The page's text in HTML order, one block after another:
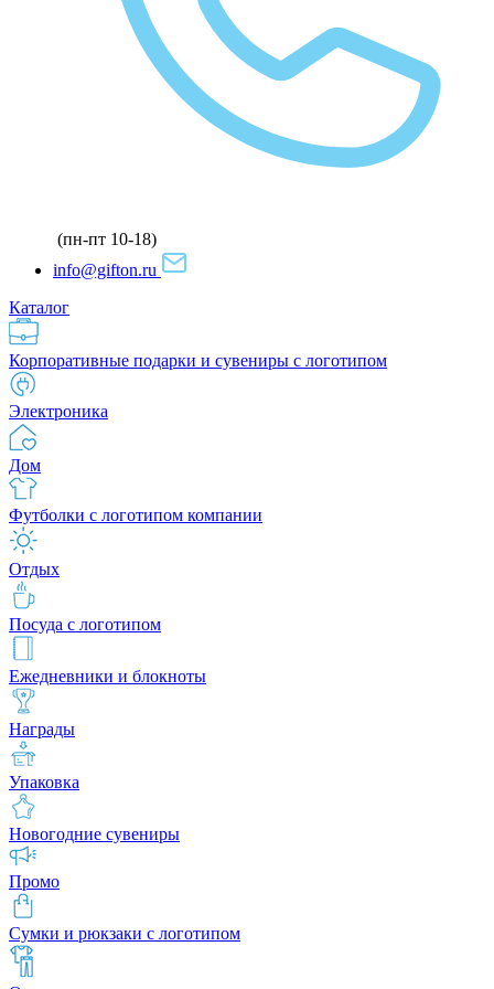
(пн-пт 10-18)
info@gifton.ru
Каталог
Корпоративные подарки и сувениры с логотипом
Электроника
Дом
Футболки с логотипом компании
Отдых
Посуда с логотипом
Ежедневники и блокноты
Награды
Упаковка
Новогодние сувениры
Промо
Сумки и рюкзаки с логотипом